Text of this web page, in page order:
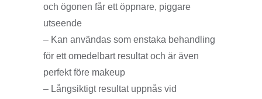
och ögonen får ett öppnare, piggare
utseende
– Kan användas som enstaka behandling
för ett omedelbart resultat och är även
perfekt före makeup
– Långsiktigt resultat uppnås vid